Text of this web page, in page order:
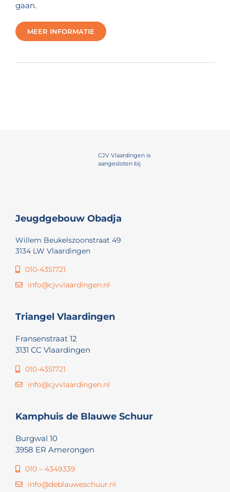
gaan.
MEER INFORMATIE
CJV Vlaardingen is
aangesloten bij
Jeugdgebouw Obadja
Willem Beukelszoonstraat 49
3134 LW Vlaardingen
010-4351721
info@cjvvlaardingen.nl
Triangel Vlaardingen
Fransenstraat 12
3131 CC Vlaardingen
010-4351721
info@cjvvlaardingen.nl
Kamphuis de Blauwe Schuur
Burgwal 10
3958 ER Amerongen
010 – 4349339
info@deblauweschuur.nl